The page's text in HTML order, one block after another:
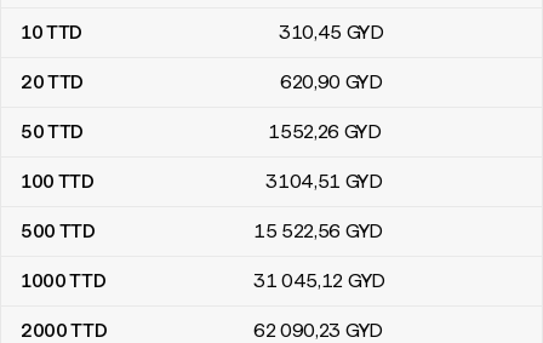
10TTD 310,45 GYD
20TTD 620,90 GYD
50TTD 1552,26 GYD
100 TTD 3104,51 GYD
500 TTD 15 522,56 GYD
1000TTD 31 045,12 GYD
2000TTD 62 090,23 GYD